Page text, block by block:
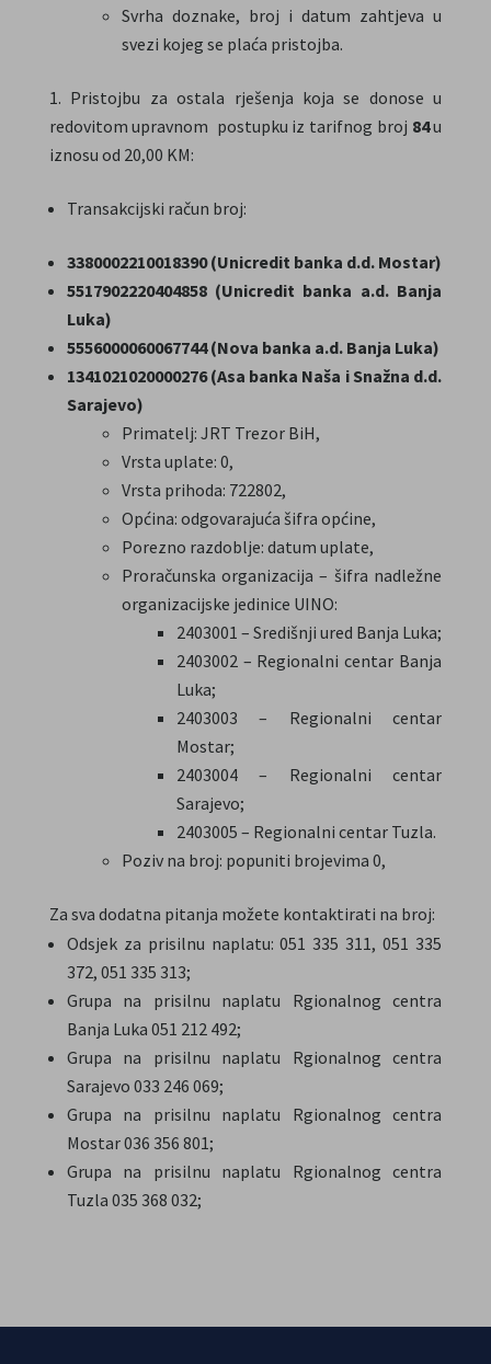
Svrha doznake, broj i datum zahtjeva u
svezi kojeg se plaća pristojba.
Pristojbu za ostala rješenja koja se donose u
redovitom upravnom postupku iz tarifnog broj 84u
iznosu od 20,00 KM:
Transakcijski račun broj:
3380002210018390 (Unicredit banka d.d. Mostar)
5517902220404858 (Unicredit banka a.d. Banja
Luka)
5556000060067744 (Nova banka a.d. Banja Luka)
1341021020000276 (Asa banka Naša i Snažna d.d.
Sarajevo)
Primatelj: JRT Trezor BiH,
Vrsta uplate: 0,
Vrsta prihoda: 722802,
Općina: odgovarajuća šifra općine,
Porezno razdoblje: datum uplate,
Proračunska organizacija – šifra nadležne
organizacijske jedinice UINO:
2403001 – Središnji ured Banja Luka;
2403002 – Regionalni centar Banja
Luka;
2403003 – Regionalni centar
Mostar;
2403004 – Regionalni centar
Sarajevo;
2403005 – Regionalni centar Tuzla.
Poziv na broj: popuniti brojevima 0,
Za sva dodatna pitanja možete kontaktirati na broj:
Odsjek za prisilnu naplatu: 051 335 311, 051 335
372, 051 335 313;
Grupa na prisilnu naplatu Rgionalnog centra
Banja Luka 051 212 492;
Grupa na prisilnu naplatu Rgionalnog centra
Sarajevo 033 246 069;
Grupa na prisilnu naplatu Rgionalnog centra
Mostar 036 356 801;
Grupa na prisilnu naplatu Rgionalnog centra
Tuzla 035 368 032;